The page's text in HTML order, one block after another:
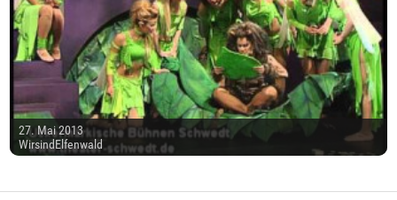
27. Mai 2013
WirsindElfenwald